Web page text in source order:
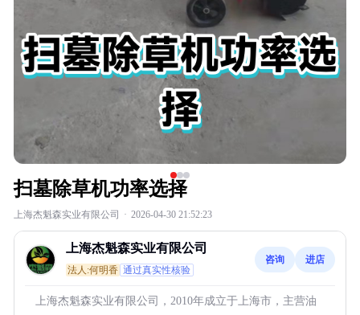
扫墓除草机功率选择
上海杰魁森实业有限公司 · 2026-04-30 21:52:23
上海杰魁森实业有限公司
法人:何明香 通过真实性核验
咨询 进店
上海杰魁森实业有限公司，2010年成立于上海市，主营油